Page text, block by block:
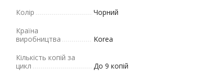
Колір
Чорний
Країна
виробництва
Korea
Кількість копій за
цикл
До 9 копій